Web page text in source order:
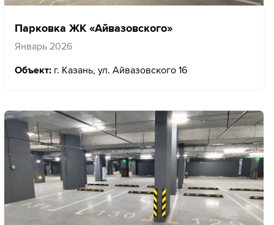
Парковка ЖК «Айвазовского»
Январь 2026
Объект: г. Казань, ул. Айвазовского 16